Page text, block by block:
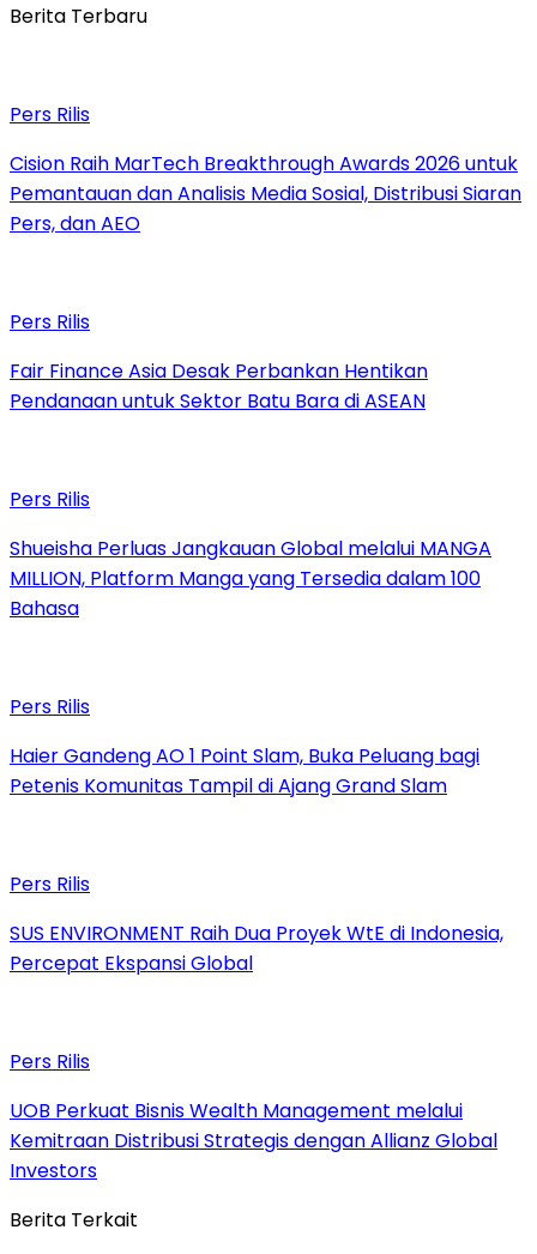
Berita Terbaru
Pers Rilis
Cision Raih MarTech Breakthrough Awards 2026 untuk
Pemantauan dan Analisis Media Sosial, Distribusi Siaran
Pers, dan AEO
Pers Rilis
Fair Finance Asia Desak Perbankan Hentikan
Pendanaan untuk Sektor Batu Bara di ASEAN
Pers Rilis
Shueisha Perluas Jangkauan Global melalui MANGA
MILLION, Platform Manga yang Tersedia dalam 100
Bahasa
Pers Rilis
Haier Gandeng AO 1 Point Slam, Buka Peluang bagi
Petenis Komunitas Tampil di Ajang Grand Slam
Pers Rilis
SUS ENVIRONMENT Raih Dua Proyek WtE di Indonesia,
Percepat Ekspansi Global
Pers Rilis
UOB Perkuat Bisnis Wealth Management melalui
Kemitraan Distribusi Strategis dengan Allianz Global
Investors
Berita Terkait